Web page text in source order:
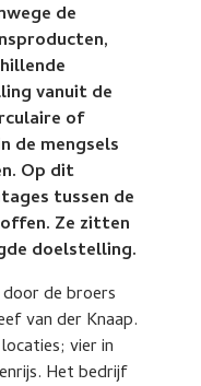
de
vanuit de
of
de mengsels
Op dit
tussen de
Ze zitten
doelstelling.
de broers
van der Knaap.
vier in
Het bedrijf